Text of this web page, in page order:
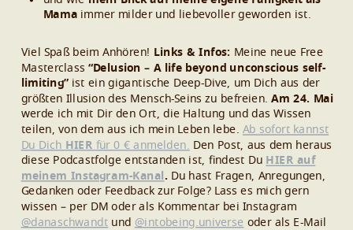
Mama immer milder und liebevoller geworden ist.
Viel Spaß beim Anhören! Links & Infos: Meine neue Free
Masterclass “Delusion – A life beyond unconscious self-
limiting” ist ein gigantische Deep-Dive, um Dich aus der
größten Illusion des Mensch-Seins zu befreien.Am 24. Mai
werde ich mit Dir den Ort, die Haltung und das Wissen
teilen, von dem aus ich mein Leben lebe. Ab sofort kannst
Du Dich HIER für 0 € anmelden.
Den Post, aus dem heraus
diese Podcastfolge entstanden ist, findest Du HIER auf
meinem Instagram-Kanal . Du hast Fragen, Anregungen,
Gedanken oder Feedback zur Folge? Lass es mich gern
wissen – per DM oder als Kommentar bei Instagram
@danaschwandt und @intobeing.universe oder als E-Mail